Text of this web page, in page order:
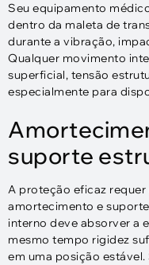
Seu equipamento
dentro da maleta de
durante a vibração,
Qualquer movimento
superficial, tensão
especialmente para
suporte
A proteção eficaz
amortecimento e
interno deve absorver a
mesmo tempo rigidez
em uma posição